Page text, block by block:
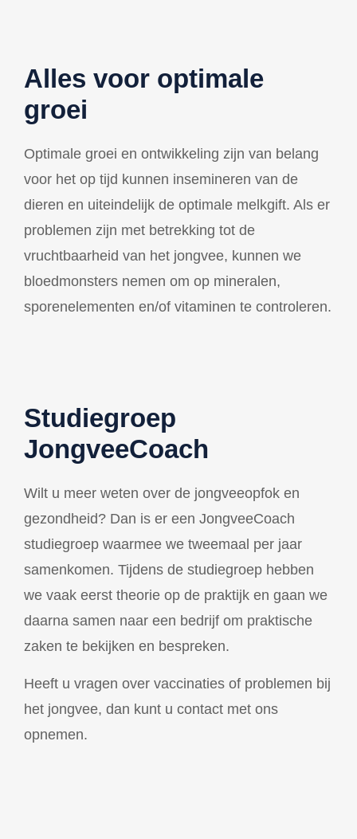
Alles voor optimale
groei
Optimale groei en ontwikkeling zijn van belang
voor het op tijd kunnen insemineren van de
dieren en uiteindelijk de optimale melkgift. Als er
problemen zijn met betrekking tot de
vruchtbaarheid van het jongvee, kunnen we
bloedmonsters nemen om op mineralen,
sporenelementen en/of vitaminen te controleren.
Studiegroep
JongveeCoach
Wilt u meer weten over de jongveeopfok en
gezondheid? Dan is er een JongveeCoach
studiegroep waarmee we tweemaal per jaar
samenkomen. Tijdens de studiegroep hebben
we vaak eerst theorie op de praktijk en gaan we
daarna samen naar een bedrijf om praktische
zaken te bekijken en bespreken.
Heeft u vragen over vaccinaties of problemen bij
het jongvee, dan kunt u contact met ons
opnemen.